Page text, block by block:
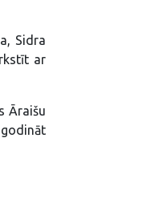
Sidra
ar
Āraišu